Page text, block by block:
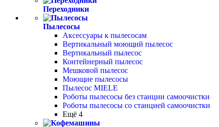
Переходники
Пылесосы
Аксессуары к пылесосам
Вертикальный моющий пылесос
Вертикальный пылесос
Контейнерный пылесос
Мешковой пылесос
Моющие пылесосы
Пылесос MIELE
Роботы пылесосы без станции самоочистки
Роботы пылесосы со станцией самоочистки
Ещё 4